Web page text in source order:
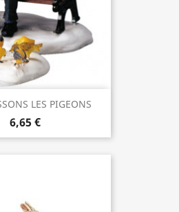
LES PIGEONS
6,65 €